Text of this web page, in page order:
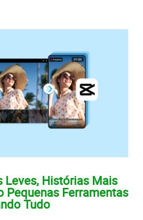
Leves, Histórias Mais
Pequenas Ferramentas
Tudo